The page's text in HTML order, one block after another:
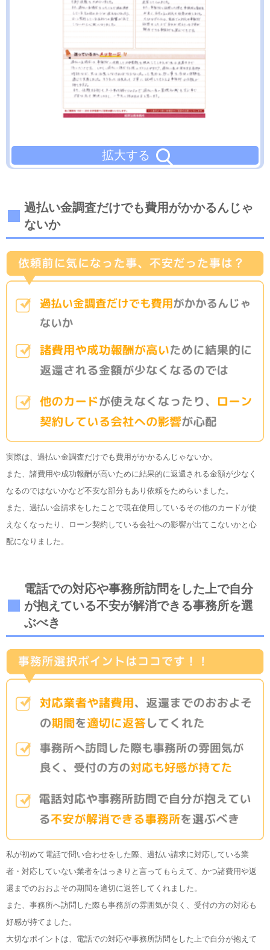
拡大する
過払い金調査だけでも費用がかかるんじゃ
ないか
実際は、過払い金調査だけでも費用がかかるんじゃないか。
また、諸費用や成功報酬が高いために結果的に返還される金額が少なく
なるのではないかなど不安な部分もあり依頼をためらいました。
また、過払い金請求をしたことで現在使用しているその他のカードが使
えなくなったり、ローン契約している会社への影響が出てこないかと心
配になりました。
電話での対応や事務所訪問をした上で自分
が抱えている不安が解消できる事務所を選
ぶべき
私が初めて電話で問い合わせをした際、過払い請求に対応している業
者・対応していない業者をはっきりと言ってもらえて、かつ諸費用や返
還までのおおよその期間を適切に返答してくれました。
また、事務所へ訪問した際も事務所の雰囲気が良く、受付の方の対応も
好感が持てました。
大切なポイントは、電話での対応や事務所訪問をした上で自分が抱えて